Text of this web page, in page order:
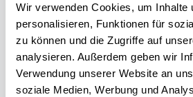
Wir verwenden Cookies, um Inhalte
personalisieren, Funktionen für
zu können und die Zugriffe auf
analysieren. Außerdem geben wir
Verwendung unserer Website an
soziale Medien, Werbung und